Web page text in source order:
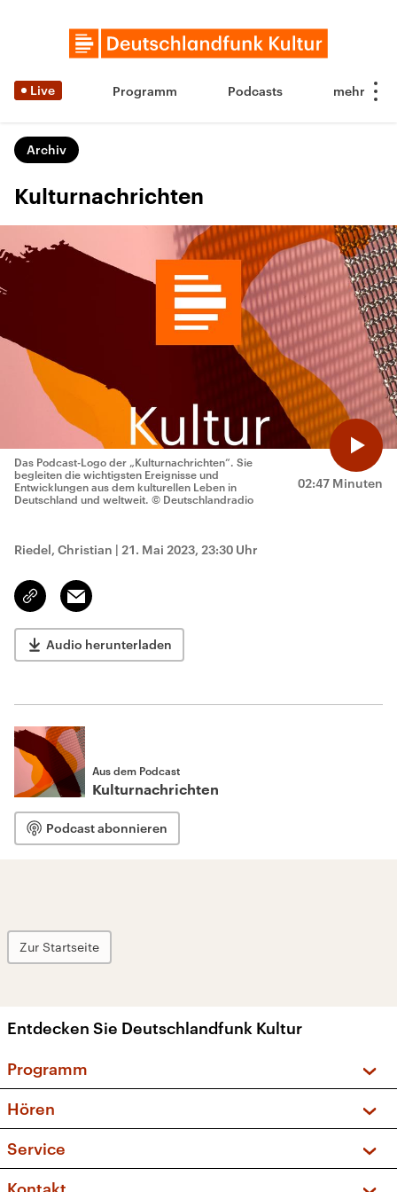
Live Programm Podcasts
Archiv
Kulturnachrichten
02:47 Minuten
Das Podcast-Logo der „Kulturnachrichten“. Sie
begleiten die wichtigsten Ereignisse und
Entwicklungen aus dem kulturellen Leben in
Deutschland und weltweit. © Deutschlandradio
Riedel, Christian | 21. Mai 2023, 23:30 Uhr
Link
kopieren/teilen
Email
Audio herunterladen
Aus dem Podcast
Kulturnachrichten
Podcast abonnieren
Zur Startseite
Entdecken Sie Deutschlandfunk Kultur
Programm
Sendungen und Podcasts
Musikliste
Kakadu – Das Kinderprogramm
Hören
Frequenzen (UKW + DAB+)
Service
FAQ